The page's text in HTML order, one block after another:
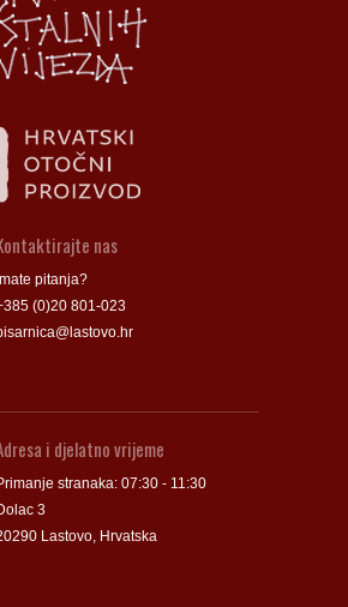
nas
pitanja?
(0)20 801-023
i djelatno vrijeme
stranaka: 07:30 - 11:30
3
Lastovo, Hrvatska